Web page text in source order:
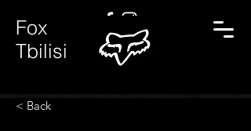
Fox
Tbilisi
< Back